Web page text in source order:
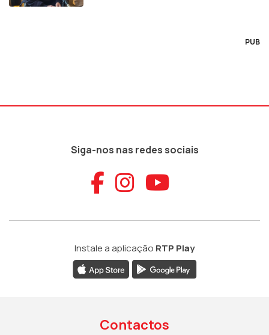
PUB
Siga-nos nas redes sociais
Aceder ao
Aceder ao
Aceder
Instale a aplicação RTP Play
Contactos